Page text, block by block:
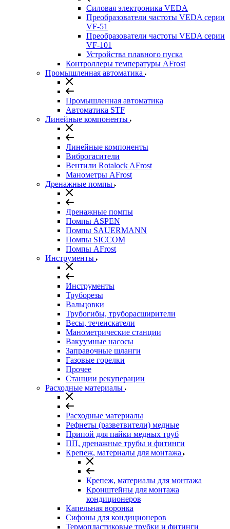
Силовая электроника VEDA
Преобразователи частоты VEDA серии
VF-51
Преобразователи частоты VEDA серии
VF-101
Устройства плавного пуска
Контроллеры температуры AFrost
Промышленная автоматика
Промышленная автоматика
Автоматика STF
Линейные компоненты
Линейные компоненты
Виброгасители
Вентили Rotalock AFrost
Манометры AFrost
Дренажные помпы
Дренажные помпы
Помпы ASPEN
Помпы SAUERMANN
Помпы SICCOM
Помпы AFrost
Инструменты
Инструменты
Труборезы
Вальцовки
Трубогибы, труборасширители
Весы, течеискатели
Манометрические станции
Вакуумные насосы
Заправочные шланги
Газовые горелки
Прочее
Станции рекуперации
Расходные материалы
Расходные материалы
Рефнеты (разветвители) медные
Припой для пайки медных труб
ПП, дренажные трубы и фитинги
Крепеж, материалы для монтажа
Крепеж, материалы для монтажа
Кронштейны для монтажа
кондиционеров
Капельная воронка
Сифоны для кондиционеров
Термопластиковые трубки и фитинги